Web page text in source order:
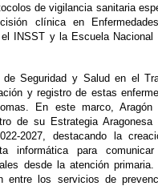
de vigilancia sanitaria
clínica en
INSST y la Escuela Nacional
de Seguridad y Salud en el
y registro de estas
En este marco, Aragón
de su Estrategia
2027, destacando la
informática para
desde la atención
entre los servicios de